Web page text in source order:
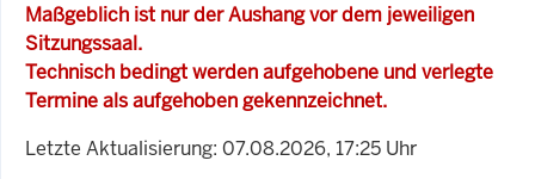
Maßgeblich ist nur der Aushang vor dem jeweiligen
Sitzungssaal.
Technisch bedingt werden aufgehobene und verlegte
Termine als aufgehoben gekennzeichnet.
Letzte Aktualisierung: 07.08.2026, 17:25 Uhr